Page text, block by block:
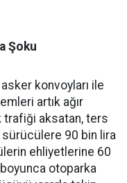
Şoku
konvoyları ile
artık ağır
trafiği aksatan, ters
90 bin lira
ehliyetlerine 60
otoparka